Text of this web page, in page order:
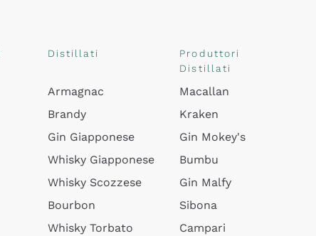
Distillati
Armagnac
Brandy
Gin Giapponese
Whisky Giapponese
Whisky Scozzese
Bourbon
Whisky Torbato
Produttori
Distillati
Macallan
Kraken
Gin Mokey's
Bumbu
Gin Malfy
Sibona
Campari